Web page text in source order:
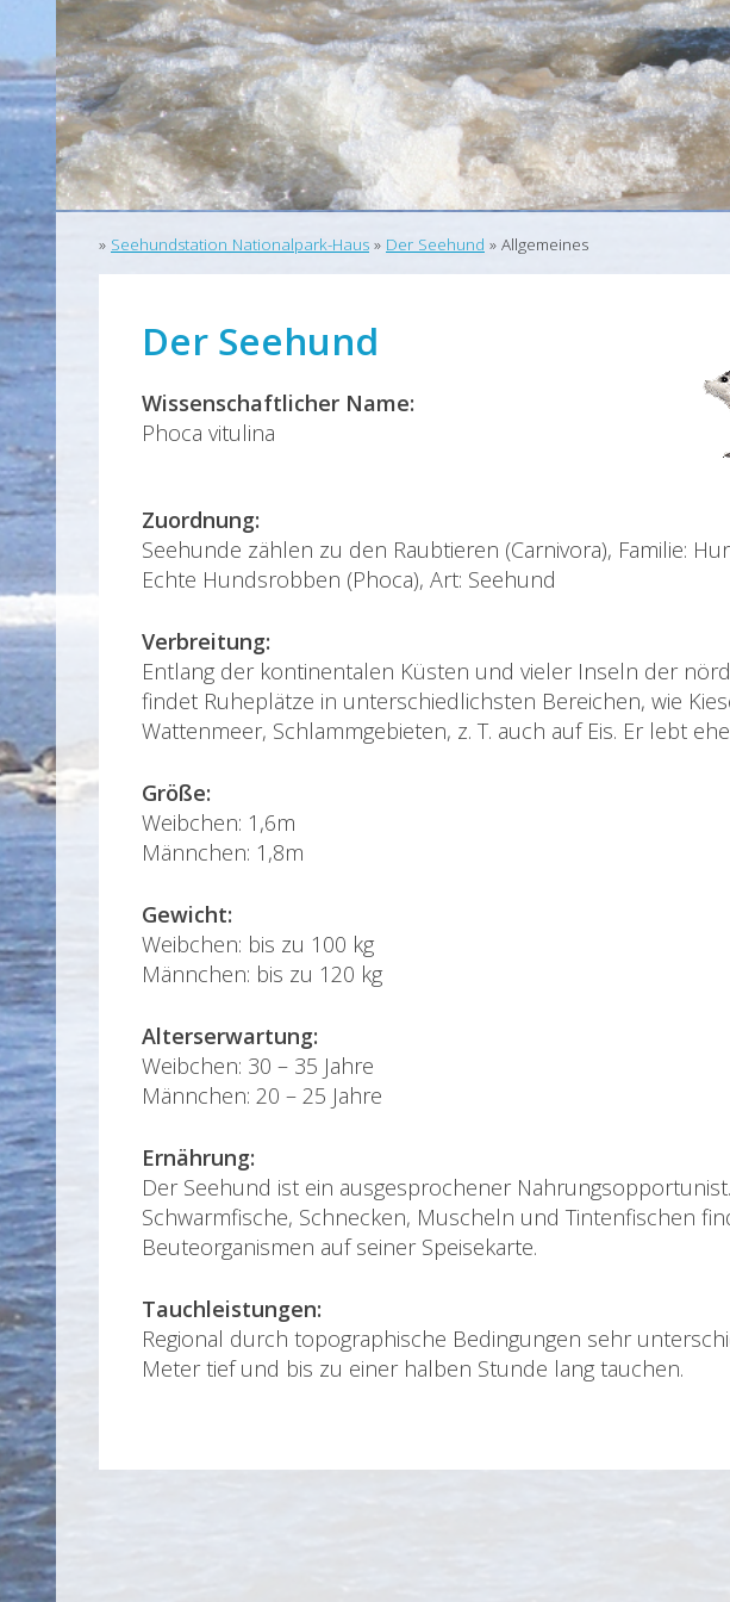
» Seehundstation Nationalpark-Haus » Der Seehund » Allgemeines
Der Seehund
Wissenschaftlicher Name:
Phoca vitulina
Zuordnung:
Seehunde zählen zu den Raubtieren (Carnivora), Familie:
Echte Hundsrobben (Phoca), Art: Seehund
Verbreitung:
Entlang der kontinentalen Küsten und vieler Inseln der
findet Ruheplätze in unterschiedlichsten Bereichen, wie
Wattenmeer, Schlammgebieten, z. T. auch auf Eis. Er lebt
Größe:
Weibchen: 1,6m
Männchen: 1,8m
Gewicht:
Weibchen: bis zu 100 kg
Männchen: bis zu 120 kg
Alterserwartung:
Weibchen: 30 – 35 Jahre
Männchen: 20 – 25 Jahre
Ernährung:
Der Seehund ist ein ausgesprochener
Schwarmfische, Schnecken, Muscheln und Tintenfischen
Beuteorganismen auf seiner Speisekarte.
Tauchleistungen:
Regional durch topographische Bedingungen sehr
Meter tief und bis zu einer halben Stunde lang tauchen.